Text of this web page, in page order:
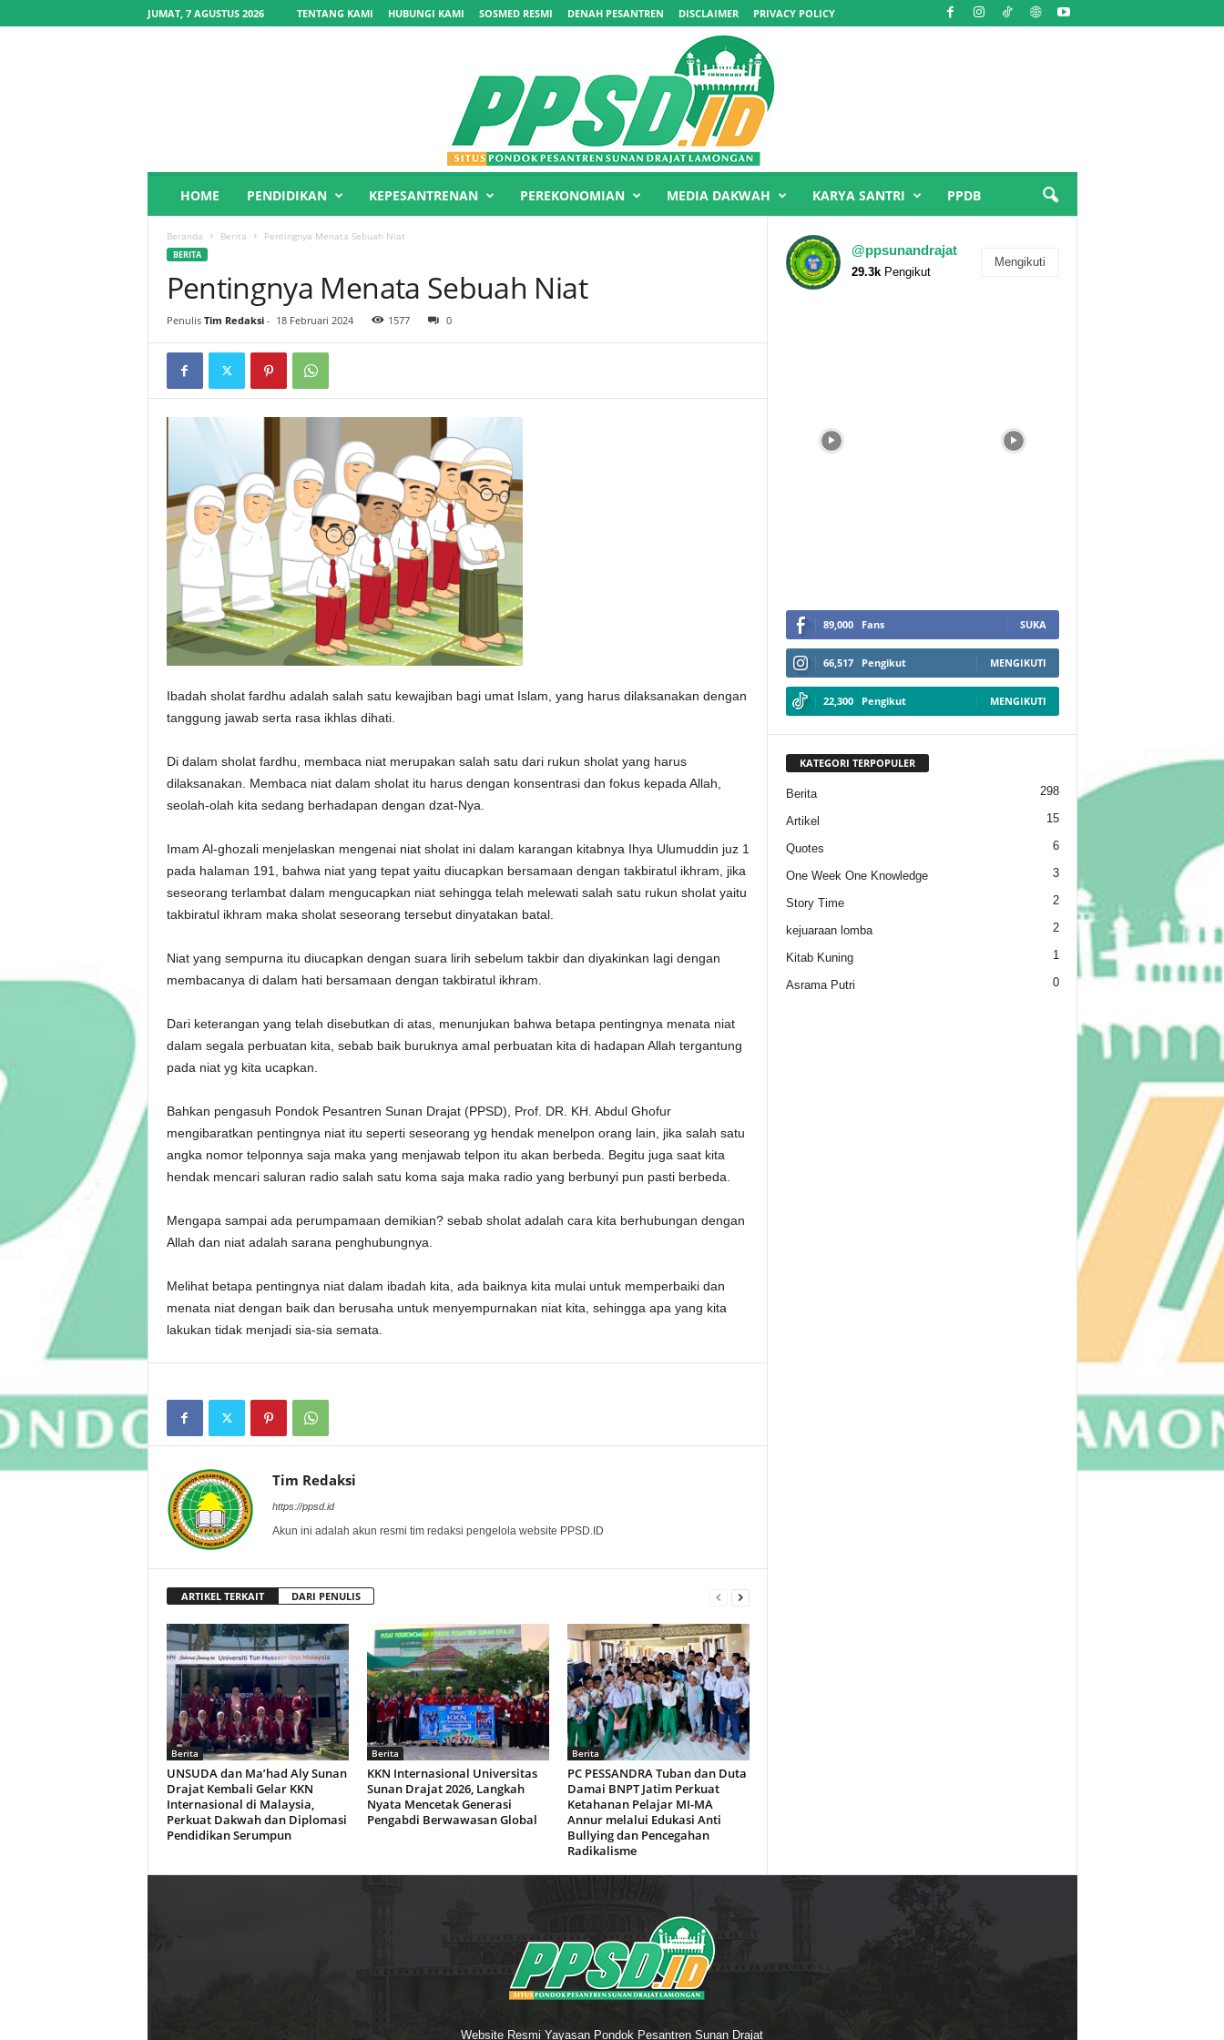
JUMAT, 7 AGUSTUS 2026 TENTANG KAMI HUBUNGI KAMI SOSMED RESMI DENAH PESANTREN DISCLAIMER PRIVACY POLICY
y
HOME PENDIDIKAN KEPESANTRENAN PEREKONOMIAN MEDIA DAKWAH KARYA SANTRI PPDB
Beranda Berita Pentingnya Menata Sebuah Niat
BERITA
Pentingnya Menata Sebuah Niat
Penulis Tim Redaksi- 18 Februari 2024 1577 0
Ibadah sholat fardhu adalah salah satu kewajiban bagi umat Islam, yang harus dilaksanakan dengan
tanggung jawab serta rasa ikhlas dihati.
Di dalam sholat fardhu, membaca niat merupakan salah satu dari rukun sholat yang harus
dilaksanakan. Membaca niat dalam sholat itu harus dengan konsentrasi dan fokus kepada Allah,
seolah-olah kita sedang berhadapan dengan dzat-Nya.
Imam Al-ghozali menjelaskan mengenai niat sholat ini dalam karangan kitabnya Ihya Ulumuddin juz 1
pada halaman 191, bahwa niat yang tepat yaitu diucapkan bersamaan dengan takbiratul ikhram, jika
seseorang terlambat dalam mengucapkan niat sehingga telah melewati salah satu rukun sholat yaitu
takbiratul ikhram maka sholat seseorang tersebut dinyatakan batal.
Niat yang sempurna itu diucapkan dengan suara lirih sebelum takbir dan diyakinkan lagi dengan
membacanya di dalam hati bersamaan dengan takbiratul ikhram.
Dari keterangan yang telah disebutkan di atas, menunjukan bahwa betapa pentingnya menata niat
dalam segala perbuatan kita, sebab baik buruknya amal perbuatan kita di hadapan Allah tergantung
pada niat yg kita ucapkan.
Bahkan pengasuh Pondok Pesantren Sunan Drajat (PPSD), Prof. DR. KH. Abdul Ghofur
mengibaratkan pentingnya niat itu seperti seseorang yg hendak menelpon orang lain, jika salah satu
angka nomor telponnya saja maka yang menjawab telpon itu akan berbeda. Begitu juga saat kita
hendak mencari saluran radio salah satu koma saja maka radio yang berbunyi pun pasti berbeda.
Mengapa sampai ada perumpamaan demikian? sebab sholat adalah cara kita berhubungan dengan
Allah dan niat adalah sarana penghubungnya.
Melihat betapa pentingnya niat dalam ibadah kita, ada baiknya kita mulai untuk memperbaiki dan
menata niat dengan baik dan berusaha untuk menyempurnakan niat kita, sehingga apa yang kita
lakukan tidak menjadi sia-sia semata.
Tim Redaksi
https://ppsd.id
Akun ini adalah akun resmi tim redaksi pengelola website PPSD.ID
ARTIKEL TERKAIT DARI PENULIS
Berita
UNSUDA dan Ma’had Aly Sunan
Drajat Kembali Gelar KKN
Internasional di Malaysia,
Perkuat Dakwah dan Diplomasi
Pendidikan Serumpun
Berita
KKN Internasional Universitas
Sunan Drajat 2026, Langkah
Nyata Mencetak Generasi
Pengabdi Berwawasan Global
Berita
PC PESSANDRA Tuban dan Duta
Damai BNPT Jatim Perkuat
Ketahanan Pelajar MI-MA
Annur melalui Edukasi Anti
Bullying dan Pencegahan
Radikalisme
@ppsunandrajat
29.3kPengikut
Mengikuti
89,000 Fans SUKA
66,517 Pengikut MENGIKUTI
22,300 Pengikut MENGIKUTI
KATEGORI TERPOPULER
Berita 298
Artikel 15
Quotes 6
One Week One Knowledge 3
Story Time 2
kejuaraan lomba 2
Kitab Kuning 1
Asrama Putri 0
Website Resmi Yayasan Pondok Pesantren Sunan Drajat